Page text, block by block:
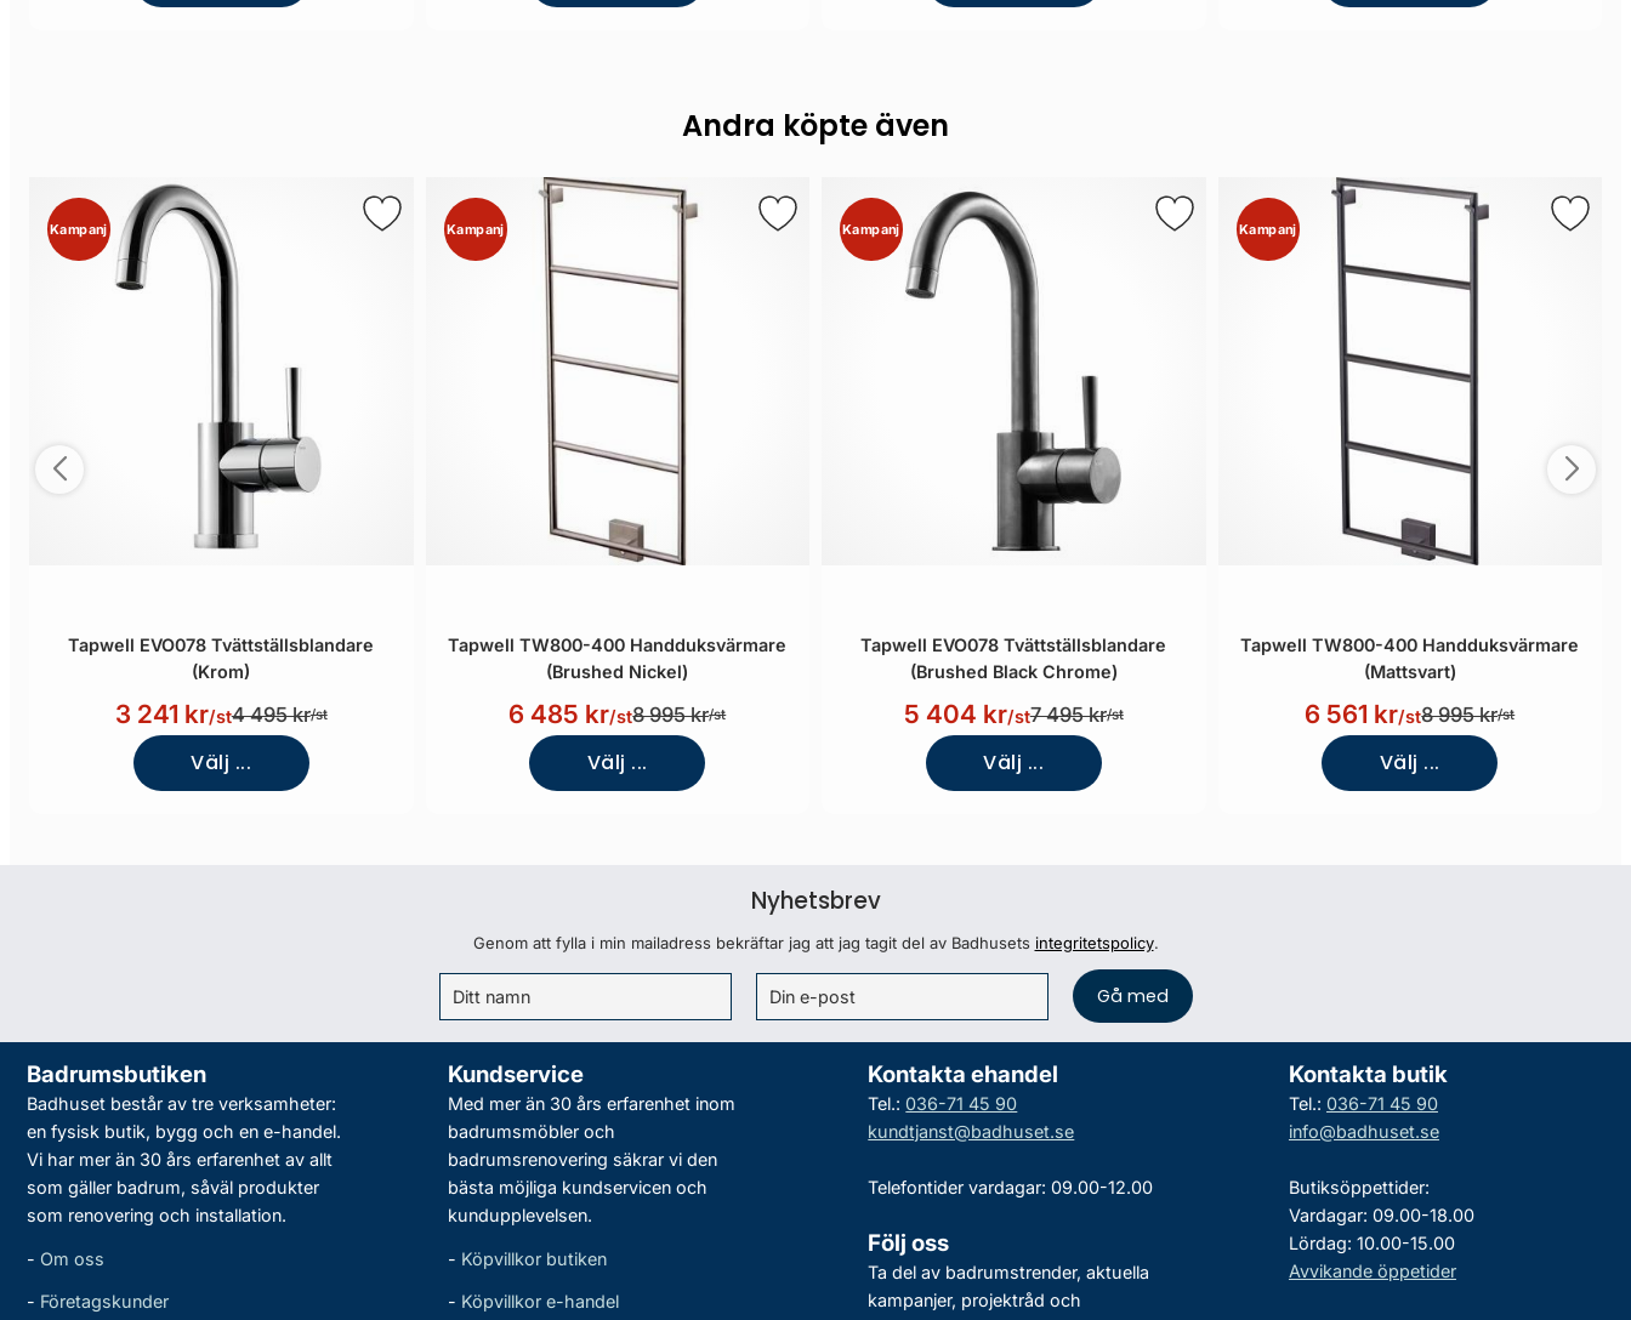
Andra köpte även
Kampanj
Tapwell EVO078 Tvättställsblandare
(Krom)
3 241 kr/st4 495 kr/st
Välj ...
Kampanj
Tapwell TW800-400 Handduksvärmare
(Brushed Nickel)
6 485 kr/st8 995 kr/st
Välj ...
Kampanj
Tapwell EVO078 Tvättställsblandare
(Brushed Black Chrome)
5 404 kr/st7 495 kr/st
Välj ...
Kampanj
Tapwell TW800-400 Handduksvärmare
(Mattsvart)
6 561 kr/st8 995 kr/st
Välj ...
Nyhetsbrev
Genom att fylla i min mailadress bekräftar jag att jag tagit del av Badhusets integritetspolicy.
Badrumsbutiken
Badhuset består av tre verksamheter:
en fysisk butik, bygg och en e-handel.
Vi har mer än 30 års erfarenhet av allt
som gäller badrum, såväl produkter
som renovering och installation.
- Om oss
- Företagskunder
Kundservice
Med mer än 30 års erfarenhet inom
badrumsmöbler och
badrumsrenovering säkrar vi den
bästa möjliga kundservicen och
kundupplevelsen.
- Köpvillkor butiken
- Köpvillkor e-handel
Kontakta ehandel
Tel.: 036-71 45 90
kundtjanst@badhuset.se
Telefontider vardagar: 09.00-12.00
Följ oss
Ta del av badrumstrender, aktuella
kampanjer, projektråd och
Kontakta butik
Tel.: 036-71 45 90
info@badhuset.se
Butiksöppettider:
Vardagar: 09.00-18.00
Lördag: 10.00-15.00
Avvikande öppetider